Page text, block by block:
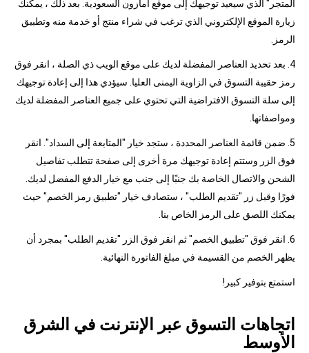
المتجر" الذي سيعيد توجيهك إلى موقع أمازون السعودية. بعد ذلك ، يمكنك
زيارة الموقع الإلكتروني الذي ترغب في شراء منتج أو خدمة منه وتطبيق
الرمز.
4. بعد تحديد العناصر المفضلة لديك على موقع الويب ذي الصلة ، انقر فوق
رمز حقيبة التسوق في الزاوية اليمنى العليا. سيؤدي هذا إلى إعادة توجيهك
إلى سلة التسوق الافتراضية التي تحتوي على جميع العناصر المفضلة لديك
ومواصفاتها.
5. ضمن قائمة العناصر المحددة ، ستجد خيار "المتابعة إلى السداد". انقر
فوق الزر وستتم إعادة توجيهك مرة أخرى إلى صفحة تتطلب تفاصيل
الشحن والاتصال الخاصة بك جنبًا إلى جنب مع خيار الدفع المفضل لديك.
فورًا وقبل زر "تقديم الطلب" ، ستصادف خيار "تطبيق رمز الخصم" حيث
يمكنك اللصق على الرمز الخاص بنا.
6. انقر فوق "تطبيق الخصم" ثم انقر فوق الزر "تقديم الطلب" بمجرد أن
يظهر الخصم من القسيمة في مبلغ الفاتورة النهائية.
استمتع بتوفير كبير!
اتجاهات التسوق عبر الإنترنت في الشرق
الأوسط